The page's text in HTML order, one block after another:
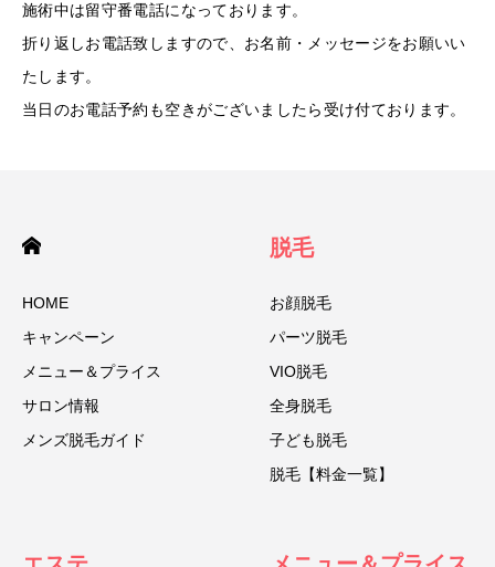
施術中は留守番電話になっております。
折り返しお電話致しますので、お名前・メッセージをお願いい
たします。
当日のお電話予約も空きがございましたら受け付ております。
HOME
キャンペーン
メニュー＆プライス
サロン情報
メンズ脱毛ガイド
脱毛
お顔脱毛
パーツ脱毛
VIO脱毛
全身脱毛
子ども脱毛
脱毛【料金一覧】